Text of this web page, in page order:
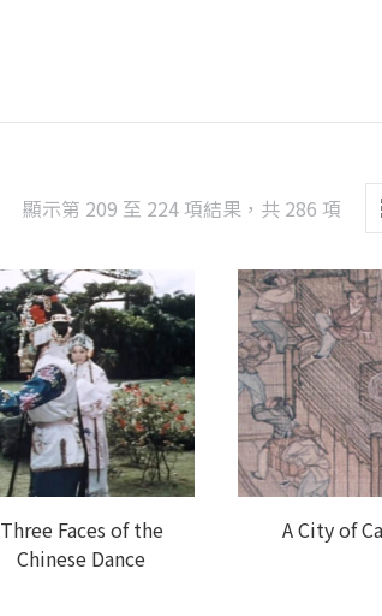
顯示第 209 至 224 項結果，共 286 項
Three Faces of the
Chinese Dance
A City of